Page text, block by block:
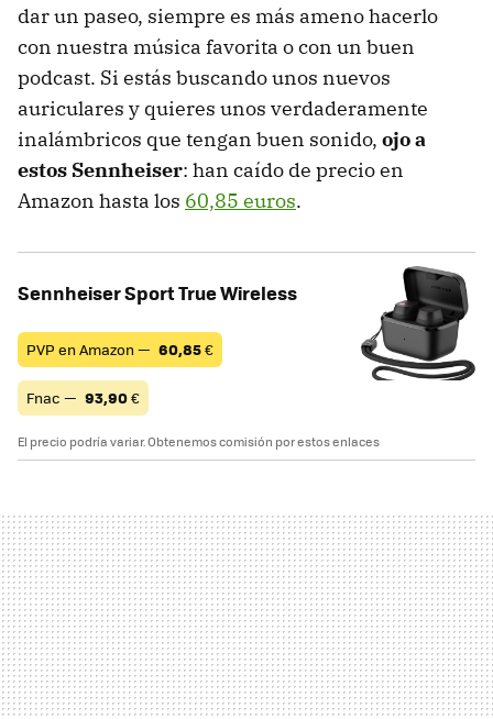
dar un paseo, siempre es más ameno hacerlo
con nuestra música favorita o con un buen
podcast. Si estás buscando unos nuevos
auriculares y quieres unos verdaderamente
inalámbricos que tengan buen sonido, ojo a
estos Sennheiser: han caído de precio en
Amazon hasta los 60,85 euros.
Sennheiser Sport True Wireless
PVP en Amazon — 60,85€
Fnac — 93,90€
El precio podría variar. Obtenemos comisión por estos enlaces